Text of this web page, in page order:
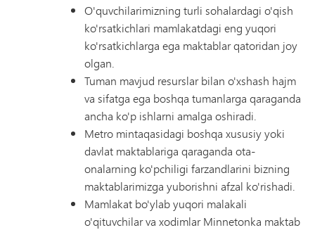
O'quvchilarimizning turli sohalardagi o'qish
ko'rsatkichlari mamlakatdagi eng yuqori
ko'rsatkichlarga ega maktablar qatoridan joy
olgan.
Tuman mavjud resurslar bilan o'xshash hajm
va sifatga ega boshqa tumanlarga qaraganda
ancha ko'p ishlarni amalga oshiradi.
Metro mintaqasidagi boshqa xususiy yoki
davlat maktablariga qaraganda ota-
onalarning ko'pchiligi farzandlarini bizning
maktablarimizga yuborishni afzal ko'rishadi.
Mamlakat bo'ylab yuqori malakali
o'qituvchilar va xodimlar Minnetonka maktab